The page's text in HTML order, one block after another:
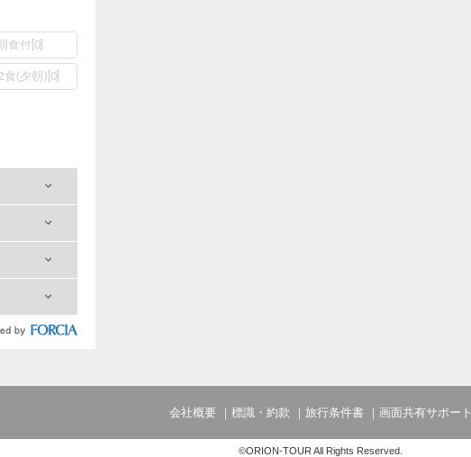
食付 0
食(夕朝) 0
会社概要 標識・約款 旅行条件書 画面共有サポート
©ORION-TOUR All Rights Reserved.